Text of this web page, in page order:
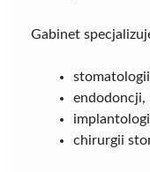
Gabinet
endodoncji,
chirurgii